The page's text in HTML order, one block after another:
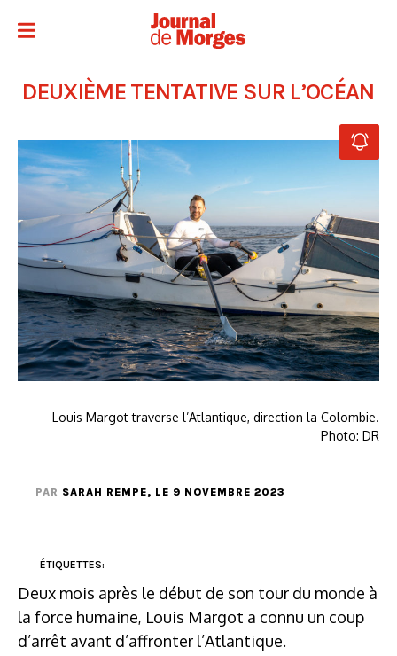
DEUXIÈME TENTATIVE SUR L’OCÉAN
Louis Margot traverse l’Atlantique, direction la Colombie.
Photo: DR
PAR SARAH REMPE, LE 9 NOVEMBRE 2023
ÉTIQUETTES:
Deux mois après le début de son tour du monde à
la force humaine, Louis Margot a connu un coup
d’arrêt avant d’affronter l’Atlantique.